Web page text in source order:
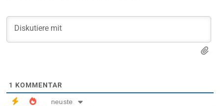
1 KOMMENTAR
neuste